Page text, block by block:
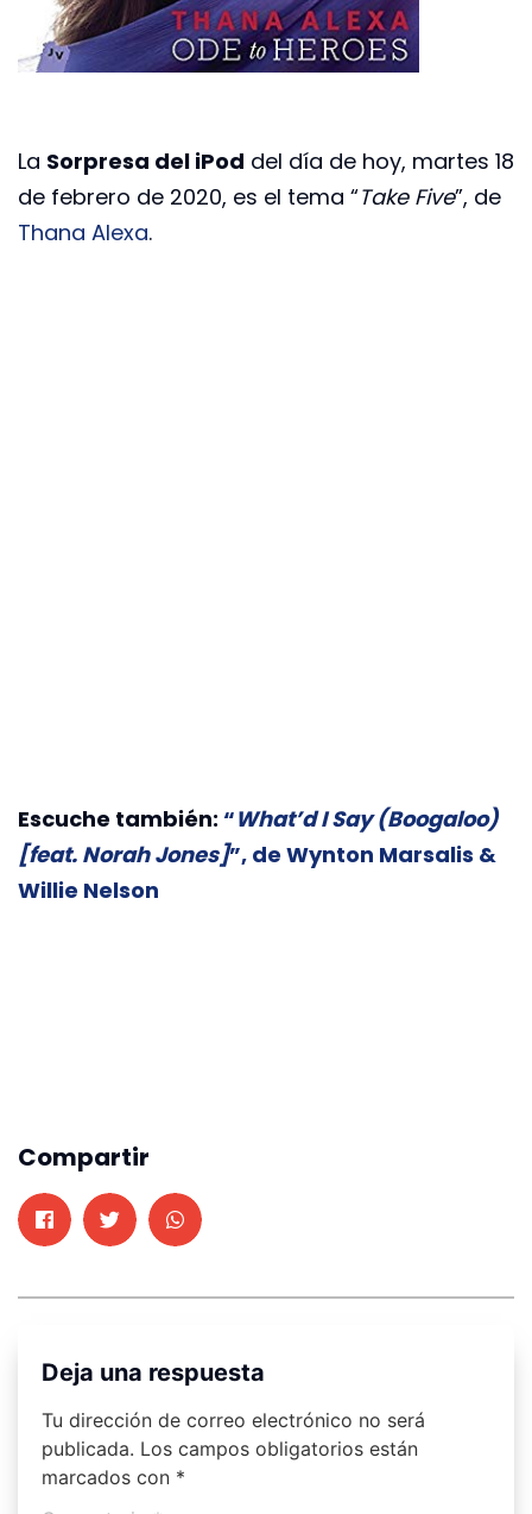
La Sorpresa del iPod del día de hoy, martes 18
de febrero de 2020, es el tema “Take Five”, de
Thana Alexa.
Escuche también: “What’d I Say (Boogaloo)
[feat. Norah Jones]”, de Wynton Marsalis &
Willie Nelson
Compartir
Deja una respuesta
Tu dirección de correo electrónico no será
publicada. Los campos obligatorios están
marcados con *